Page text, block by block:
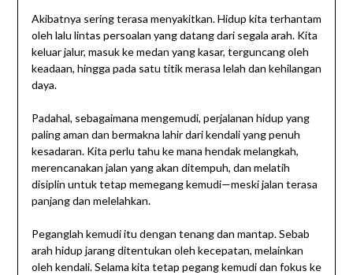
Akibatnya sering terasa menyakitkan. Hidup kita terhantam
oleh lalu lintas persoalan yang datang dari segala arah. Kita
keluar jalur, masuk ke medan yang kasar, terguncang oleh
keadaan, hingga pada satu titik merasa lelah dan kehilangan
daya.
Padahal, sebagaimana mengemudi, perjalanan hidup yang
paling aman dan bermakna lahir dari kendali yang penuh
kesadaran. Kita perlu tahu ke mana hendak melangkah,
merencanakan jalan yang akan ditempuh, dan melatih
disiplin untuk tetap memegang kemudi—meski jalan terasa
panjang dan melelahkan.
Peganglah kemudi itu dengan tenang dan mantap. Sebab
arah hidup jarang ditentukan oleh kecepatan, melainkan
oleh kendali. Selama kita tetap pegang kemudi dan fokus ke